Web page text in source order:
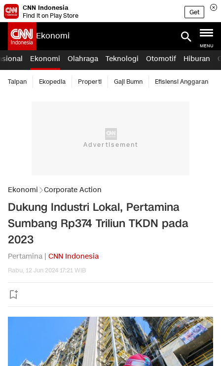
CNN Indonesia
Find it on Play Store
Get
Ekonomi
MENU
Ekonomi Olahraga Teknologi Otomotif Hiburan
Taipan Ekopedia Properti Gaji Bumn Efisiensi Anggaran
Ekonomi Corporate Action
Dukung Industri Lokal, Pertamina
Sumbang Rp374 Triliun TKDN pada
2023
Pertamina | CNN Indonesia
Rabu, 12 Jun 2024 17:21 WIB